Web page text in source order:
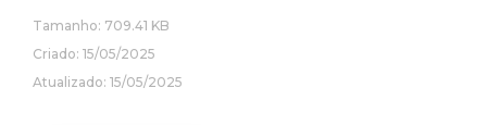
Tamanho: 709.41 KB
Criado: 15/05/2025
Atualizado: 15/05/2025